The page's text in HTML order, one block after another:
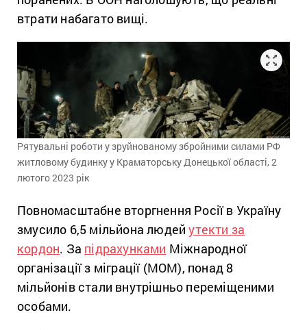
втрати набагато вищі.
Рятувальні роботи у зруйнованому збройними силами РФ
житловому будинку у Краматорську Донецької області, 2
лютого 2023 рік
Повномасштабне вторгнення Росії в Україну
змусило 6,5 мільйона людейутекти за
кордон. За підрахунками Міжнародної
організації з міграції (МОМ), понад 8
мільйонів стали внутрішньо переміщеними
особами.